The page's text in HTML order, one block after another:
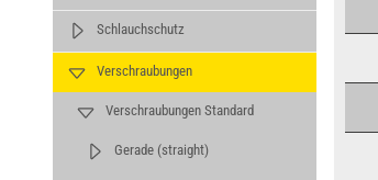
Schlauchschutz
Verschraubungen
Verschraubungen Standard
Gerade (straight)